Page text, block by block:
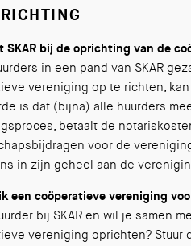
SKAR bij de oprichting van de
in een pand van SKAR
vereniging op te richten, kan
is dat (bijna) alle huurders
betaalt de
voor de
in zijn geheel aan de
een coöperatieve vereniging
bij SKAR en wil je samen
vereniging oprichten? Stuur